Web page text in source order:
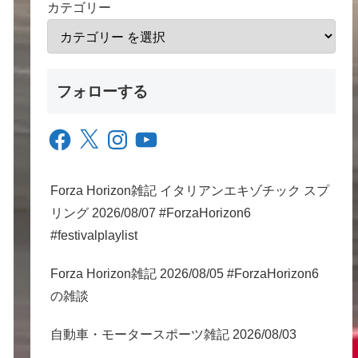
カテゴリー
フォローする
Facebook
X InstagramYouTube
Forza Horizon雑記 イタリアンエキゾチック スプ
リング 2026/08/07 #ForzaHorizon6
#festivalplaylist
Forza Horizon雑記 2026/08/05 #ForzaHorizon6
の雑談
自動車・モータースポーツ雑記 2026/08/03